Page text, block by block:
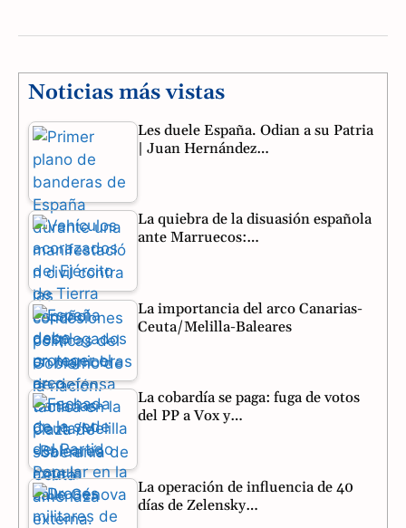
e
o
k
m
s
p
Noticias más vistas
Les duele España. Odian a su Patria
| Juan Hernández…
La quiebra de la disuasión española
ante Marruecos:…
La importancia del arco Canarias-
Ceuta/Melilla-Baleares
La cobardía se paga: fuga de votos
del PP a Vox y…
La operación de influencia de 40
días de Zelensky…